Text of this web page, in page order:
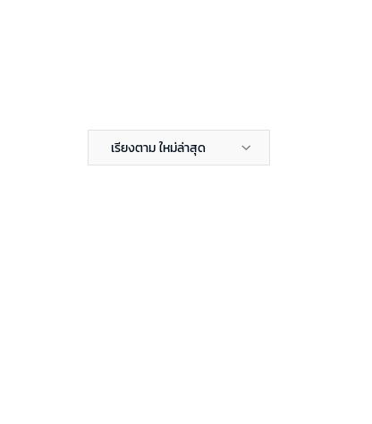
เรียงตาม ใหม่ล่าสุด